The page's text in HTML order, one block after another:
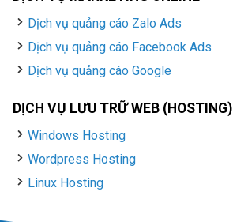
Dịch vụ quảng cáo Zalo Ads
Dịch vụ quảng cáo Facebook Ads
Dịch vụ quảng cáo Google
DỊCH VỤ LƯU TRỮ WEB (HOSTING)
Windows Hosting
Wordpress Hosting
Linux Hosting